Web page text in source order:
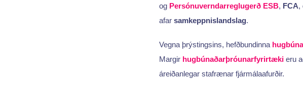
og Persónuverndarreglugerð ESB, FCA,
afar samkeppnislandslag.
Vegna þrýstingsins, hefðbundinna
Margir hugbúnaðarþróunarfyrirtækieru
áreiðanlegar stafrænar fjármálaafurðir.